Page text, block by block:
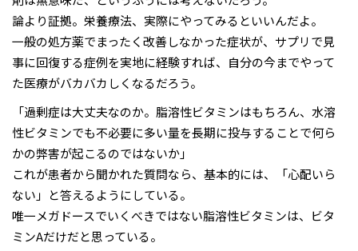
論より証拠。栄養療法、実際にやってみるといいんだよ。
一般の処方薬でまったく改善しなかった症状が、サプリで見
事に回復する症例を実地に経験すれば、自分の今までやって
た医療がバカバカしくなるだろう。
「過剰症は大丈夫なのか。脂溶性ビタミンはもちろん、水溶
性ビタミンでも不必要に多い量を長期に投与することで何ら
かの弊害が起こるのではないか」
これが患者から聞かれた質問なら、基本的には、「心配いら
ない」と答えるようにしている。
唯一メガドースでいくべきではない脂溶性ビタミンは、ビタ
ミンAだけだと思っている。